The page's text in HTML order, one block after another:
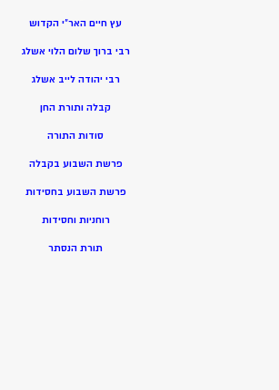
עץ חיים האר”י הקדוש
רבי ברוך שלום הלוי אשלג
רבי יהודה לייב אשלג
קבלה ותורת החן
סודות התורה
פרשת השבוע בקבלה
פרשת השבוע בחסידות
רוחניות וחסידות
תורת הנסתר